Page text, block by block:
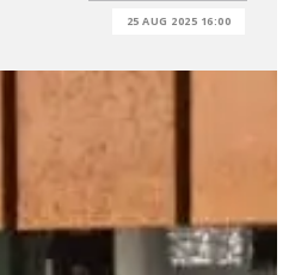
25 AUG 2025 16:00